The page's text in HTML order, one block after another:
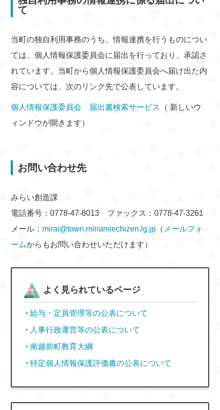
て
当町の独自利用事務のうち、情報連携を行うものについ
ては、個人情報保護委員会に届出を行っており、承認さ
れています。当町から個人情報保護委員会へ届け出た内
容については、次のリンク先で公表しています。
個人情報保護委員会 届出書検索サービス
（ 新しいウ
ィンドウが開きます）
お問い合わせ先
みらい創造課
電話番号：0778-47-8013 ファックス：0778-47-3261
メール： mirai@town.minamiechizen.lg.jp （ メールフォ
ームからもお問い合わせいただけます）
よく見られているページ
給与・定員管理等の公表について
人事行政運営等の公表について
南越前町教育大綱
特定個人情報保護評価書の公表について